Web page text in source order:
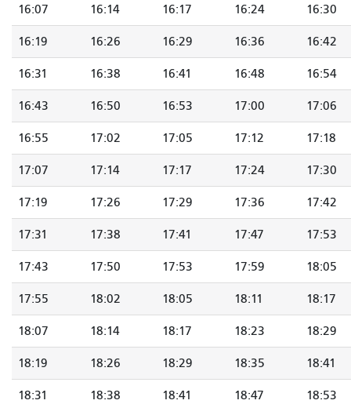
16:07 16:14 16:17 16:24 16:30
16:19 16:26 16:29 16:36 16:42
16:31 16:38 16:41 16:48 16:54
16:43 16:50 16:53 17:00 17:06
16:55 17:02 17:05 17:12 17:18
17:07 17:14 17:17 17:24 17:30
17:19 17:26 17:29 17:36 17:42
17:31 17:38 17:41 17:47 17:53
17:43 17:50 17:53 17:59 18:05
17:55 18:02 18:05 18:11 18:17
18:07 18:14 18:17 18:23 18:29
18:19 18:26 18:29 18:35 18:41
18:31 18:38 18:41 18:47 18:53